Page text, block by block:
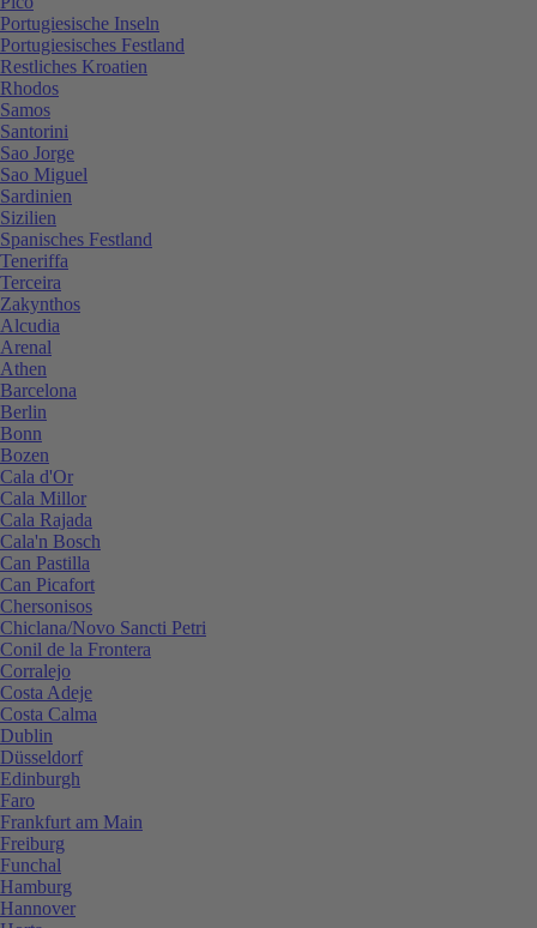
Portugiesische Inseln
Portugiesisches Festland
Restliches Kroatien
Rhodos
Samos
Santorini
Sao Jorge
Sao Miguel
Sardinien
Sizilien
Spanisches Festland
Teneriffa
Terceira
Zakynthos
Alcudia
Arenal
Athen
Barcelona
Berlin
Bonn
Bozen
Cala d'Or
Cala Millor
Cala Rajada
Cala'n Bosch
Can Pastilla
Can Picafort
Chersonisos
Chiclana/Novo Sancti Petri
Conil de la Frontera
Corralejo
Costa Adeje
Costa Calma
Dublin
Düsseldorf
Edinburgh
Faro
Frankfurt am Main
Freiburg
Funchal
Hamburg
Hannover